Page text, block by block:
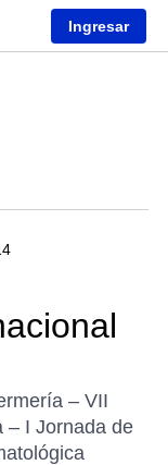
Ingresar
– VII
– I Jornada de